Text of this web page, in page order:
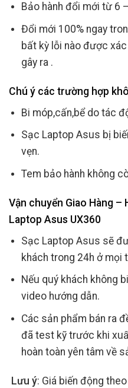
Bảo hành đổi mới từ 6
Đổi mới 100% ngay
bất kỳ lỗi nào được
gây ra .
Chú ý các trường hợp
Bi móp,cấn,bể do tác
Sạc Laptop Asus bị
vẹn.
Tem bảo hành không
Vận chuyển Giao Hàng –
Laptop Asus UX360
Sạc Laptop Asus sẽ
khách trong 24h ở mọi
Nếu quý khách không
video hướng dẫn.
Các sản phẩm bán ra
đã test kỹ trước khi
hoàn toàn yên tâm về
Lưu ý: Giá biến động